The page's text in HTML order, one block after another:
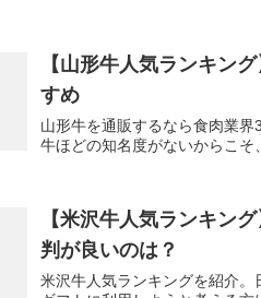
【山形牛人気ランキン
すめ
山形牛を通販するなら食肉業
牛ほどの知名度がないからこそ
【米沢牛人気ランキン
判が良いのは？
米沢牛人気ランキングを紹介